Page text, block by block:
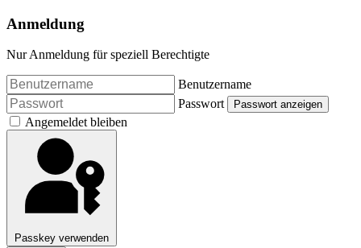
Anmeldung
Nur Anmeldung für speziell Berechtigte
Benutzername
Passwort
Passwort anzeigen
Angemeldet bleiben
Passkey verwenden